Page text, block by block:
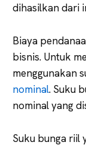
dihasilkan dari
Biaya
bisnis. Untuk
menggunakan
nominal. Suku
nominal yang
Suku bunga riil